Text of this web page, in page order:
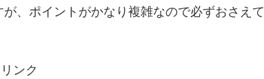
、ポイントがかなり複雑なので必ずおさえて
ンク